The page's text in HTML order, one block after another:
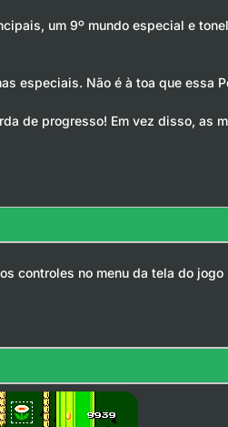
um 9º mundo especial e
especiais. Não é à toa que essa
de progresso! Em vez disso, as
controles no menu da tela do jogo